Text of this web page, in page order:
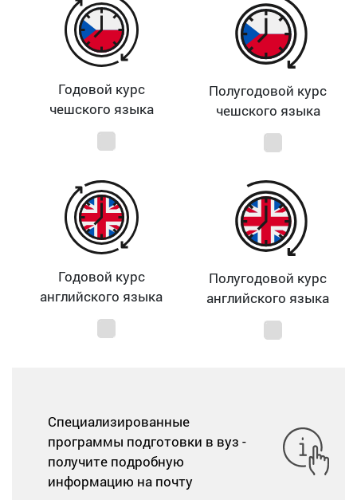
Годовой курс
чешского языка
Полугодовой курс
чешского языка
Годовой курс
английского языка
Полугодовой курс
английского языка
Специализированные
программы подготовки в вуз -
получите подробную
информацию на почту